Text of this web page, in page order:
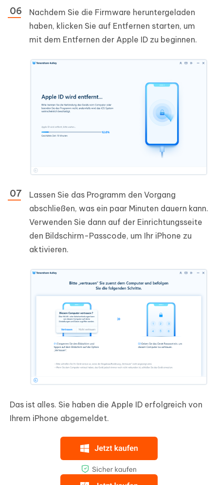
Nachdem Sie die Firmware heruntergeladen
haben, klicken Sie auf Entfernen starten, um
mit dem Entfernen der Apple ID zu beginnen.
Lassen Sie das Programm den Vorgang
abschließen, was ein paar Minuten dauern kann.
Verwenden Sie dann auf der Einrichtungsseite
den Bildschirm-Passcode, um Ihr iPhone zu
aktivieren.
Das ist alles. Sie haben die Apple ID erfolgreich von
Ihrem iPhone abgemeldet.